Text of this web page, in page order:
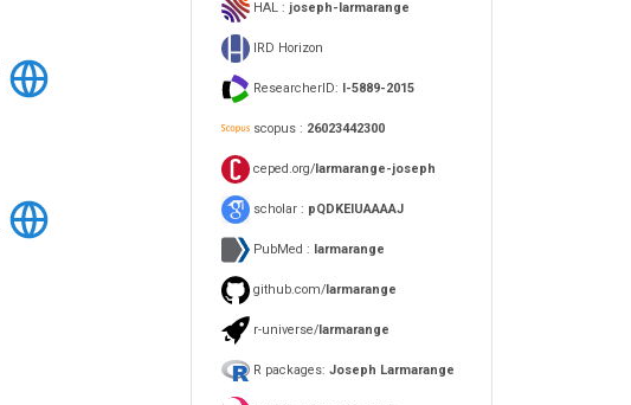
HAL : joseph-larmarange
IRD Horizon
ResearcherID: I-5889-2015
scopus : 26023442300
ceped.org/larmarange-joseph
scholar : pQDKEIUAAAAJ
PubMed : larmarange
github.com/larmarange
r-universe/larmarange
R packages: Joseph Larmarange